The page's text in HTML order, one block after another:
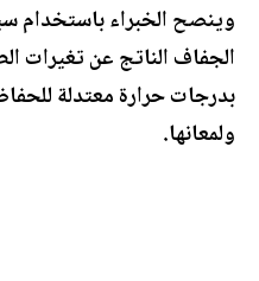
وينصح الخبراء باستخدام
الجفاف الناتج عن تغيرات
بدرجات حرارة معتدلة
ولمعانها.